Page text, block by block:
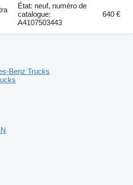
État: neuf, numéro de
catalogue:
A4107503443
640 €
Benz Trucks